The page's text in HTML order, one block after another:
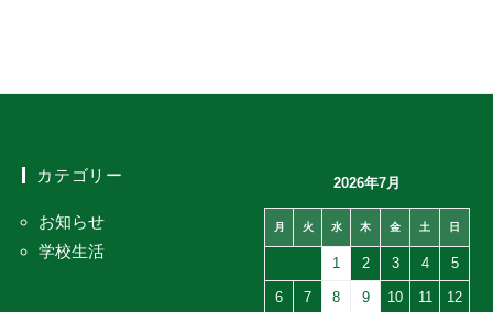
カテゴリー
お知らせ
学校生活
2026年7月
月 火 水 木 金 土 日
1 2 3 4 5
6 7 8 9 10 11 12